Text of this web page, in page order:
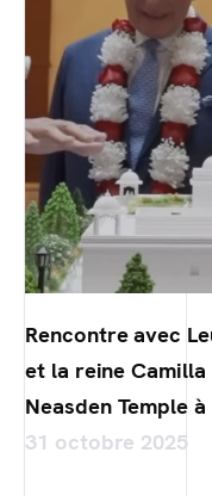
Rencontre avec
et la reine
Neasden Temple
31 octobre 2025